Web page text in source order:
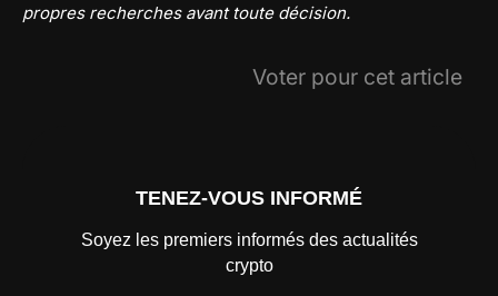
propres recherches avant toute décision.
Voter pour cet article
TENEZ-VOUS INFORMÉ
Soyez les premiers informés des actualités
crypto